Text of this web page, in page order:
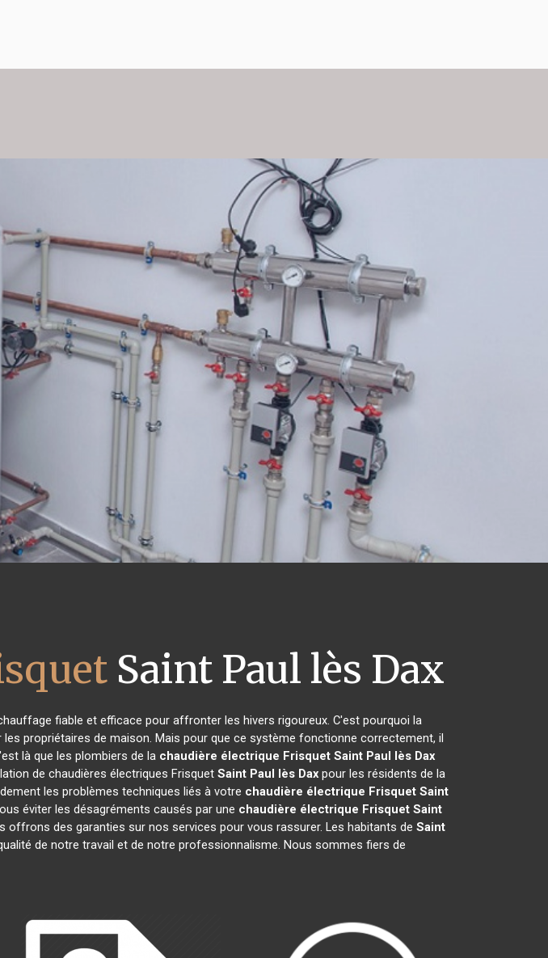
Saint Paul lès Dax
fiable et efficace pour affronter les hivers rigoureux. C'est pourquoi la
propriétaires de maison. Mais pour que ce système fonctionne correctement, il
là que les plombiers de la chaudière électrique Frisquet Saint Paul lès Dax
de chaudières électriques Frisquet Saint Paul lès Daxpour les résidents de la
les problèmes techniques liés à votre chaudière électrique Frisquet Saint
éviter les désagréments causés par une chaudière électrique Frisquet Saint
des garanties sur nos services pour vous rassurer. Les habitants de Saint
de notre travail et de notre professionnalisme. Nous sommes fiers de